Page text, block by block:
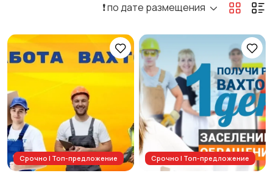
Домашний персонал Издательства и СМИ
технологии
Искусство и
развлечения1
Курьеры | Доставка
24
Магазины1
❗️ по дате размещения
Срочно | Топ-предложение Срочно | Топ-предложение